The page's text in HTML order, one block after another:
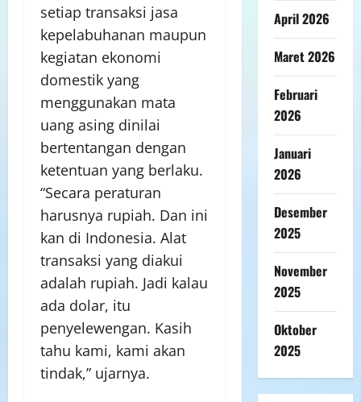
setiap transaksi jasa
kepelabuhanan maupun
kegiatan ekonomi
domestik yang
menggunakan mata
uang asing dinilai
bertentangan dengan
ketentuan yang berlaku.
“Secara peraturan
harusnya rupiah. Dan ini
kan di Indonesia. Alat
transaksi yang diakui
adalah rupiah. Jadi kalau
ada dolar, itu
penyelewengan. Kasih
tahu kami, kami akan
tindak,” ujarnya.
April 2026
Maret 2026
Februari
2026
Januari
2026
Desember
2025
November
2025
Oktober
2025